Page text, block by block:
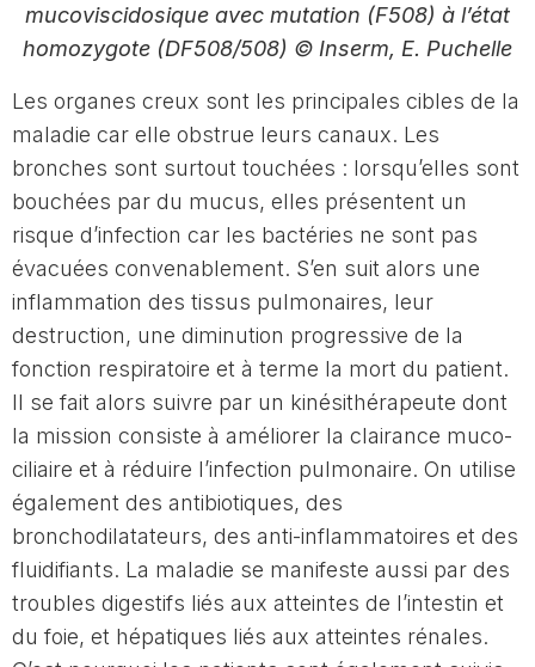
mucoviscidosique avec mutation (F508) à l’état
homozygote (DF508/508) © Inserm, E. Puchelle
Les organes creux sont les principales cibles de la
maladie car elle obstrue leurs canaux. Les
bronches sont surtout touchées : lorsqu’elles sont
bouchées par du mucus, elles présentent un
risque d’infection car les bactéries ne sont pas
évacuées convenablement. S’en suit alors une
inflammation des tissus pulmonaires, leur
destruction, une diminution progressive de la
fonction respiratoire et à terme la mort du patient.
Il se fait alors suivre par un kinésithérapeute dont
la mission consiste à améliorer la clairance muco-
ciliaire et à réduire l’infection pulmonaire. On utilise
également des antibiotiques, des
bronchodilatateurs, des anti-inflammatoires et des
fluidifiants. La maladie se manifeste aussi par des
troubles digestifs liés aux atteintes de l’intestin et
du foie, et hépatiques liés aux atteintes rénales.